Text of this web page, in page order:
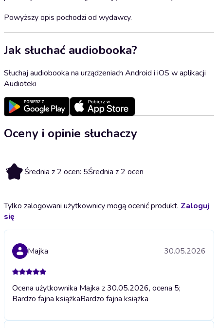
Powyższy opis pochodzi od wydawcy.
Jak słuchać audiobooka?
Słuchaj audiobooka na urządzeniach Android i iOS w aplikacji
Audioteki
Oceny i opinie słuchaczy
5 Średnia z 2 ocen: 5Średnia z 2 ocen
Tylko zalogowani użytkownicy mogą ocenić produkt. Zaloguj
się
Majka 30.05.2026
Ocena użytkownika Majka z 30.05.2026, ocena 5;
Bardzo fajna książkaBardzo fajna książka